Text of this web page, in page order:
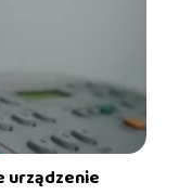
urządzenie